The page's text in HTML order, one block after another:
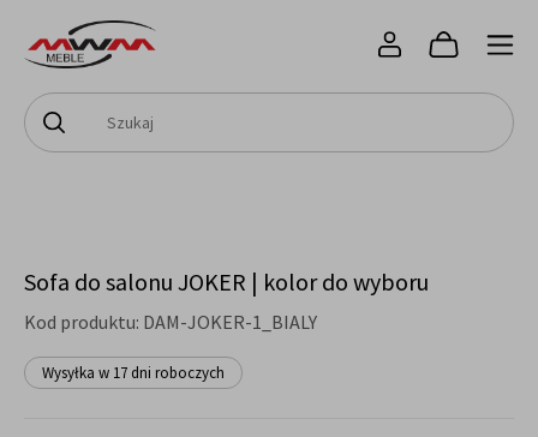
Sofa do salonu JOKER | kolor do wyboru
Kod produktu: DAM-JOKER-1_BIALY
Wysyłka w 17 dni roboczych